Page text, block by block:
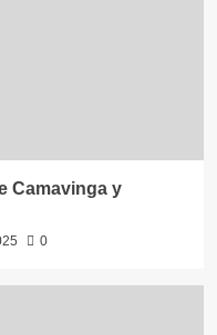
Camavinga y
0